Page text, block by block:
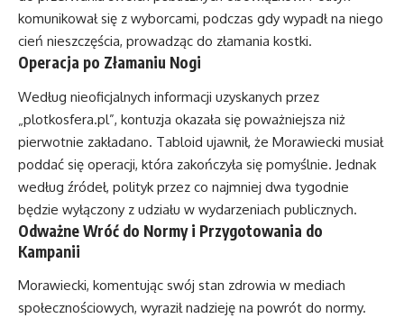
komunikował się z wyborcami, podczas gdy wypadł na niego
cień nieszczęścia, prowadząc do złamania kostki.
Operacja po Złamaniu Nogi
Według nieoficjalnych informacji uzyskanych przez
„plotkosfera.pl”, kontuzja okazała się poważniejsza niż
pierwotnie zakładano. Tabloid ujawnił, że Morawiecki musiał
poddać się operacji, która zakończyła się pomyślnie. Jednak
według źródeł, polityk przez co najmniej dwa tygodnie
będzie wyłączony z udziału w wydarzeniach publicznych.
Odważne Wróć do Normy i Przygotowania do
Kampanii
Morawiecki, komentując swój stan zdrowia w mediach
społecznościowych, wyraził nadzieję na powrót do normy.